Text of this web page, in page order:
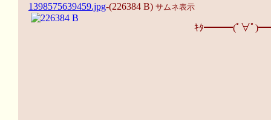
1398575639459.jpg-(226384 B) サムネ表示
ｷﾀ━━━(ﾟ∀ﾟ